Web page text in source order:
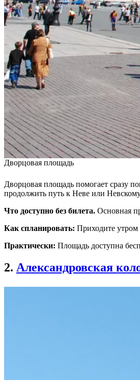
Дворцовая площадь
Дворцовая площадь помогает сразу
продолжить путь к Неве или
Что доступно без билета. Основная
Как спланировать: Приходите утром
Практически: Площадь доступна
2. Александровская